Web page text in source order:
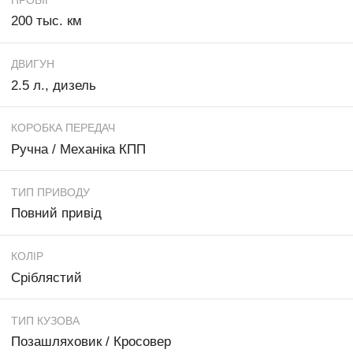
200 тыс. км
ДВИГУН
2.5 л., дизель
КОРОБКА ПЕРЕДАЧ
Ручна / Механіка КПП
ТИП ПРИВОДУ
Повний привід
КОЛІР
Сріблястий
ТИП КУЗОВА
Позашляховик / Кросовер